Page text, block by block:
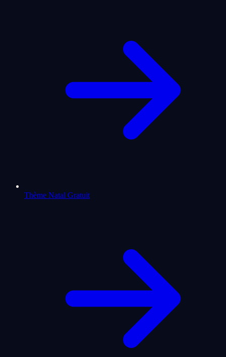
Thème Natal Gratuit